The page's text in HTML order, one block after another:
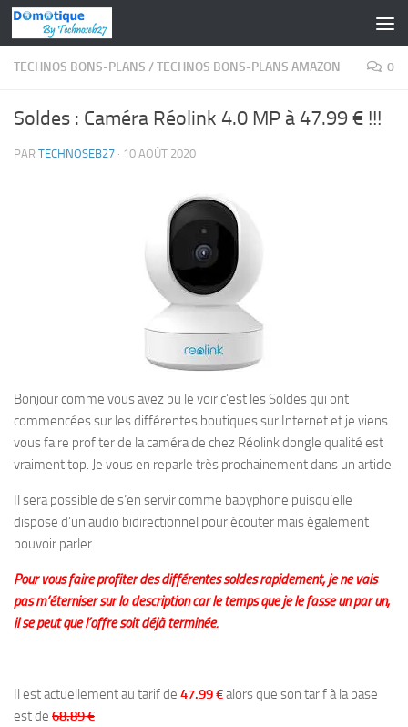
Skip to content
TECHNOS BONS-PLANS /TECHNOS BONS-PLANS AMAZON 0
Soldes : Caméra Réolink 4.0 MP à 47.99 € !!!
PAR TECHNOSEB27 · 10 AOÛT 2020
Bonjour comme vous avez pu le voir c’est les Soldes qui ont
commencées sur les différentes boutiques sur Internet et je viens
vous faire profiter de la caméra de chez Réolink dongle qualité est
vraiment top. Je vous en reparle très prochainement dans un article.
Il sera possible de s’en servir comme babyphone puisqu’elle
dispose d’un audio bidirectionnel pour écouter mais également
pouvoir parler.
Pour vous faire profiter des différentes soldes rapidement, je ne vais
pas m’éterniser sur la description car le temps que je le fasse un par un,
il se peut que l’offre soit déjà terminée.
Il est actuellement au tarif de 47.99 €alors que son tarif à la base
est de 68.89 €